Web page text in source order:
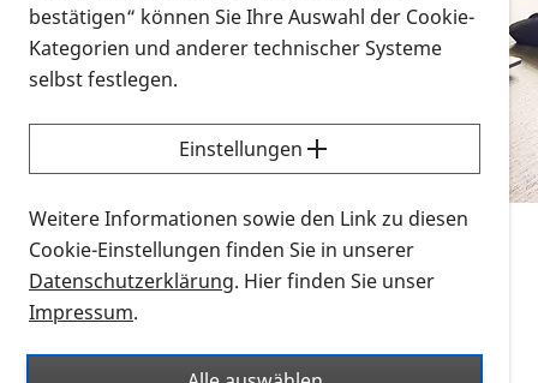
Alle Infomaterialien in verschiedenen
Formaten an einem Ort
Sie möchten wissen, wie Sie nach Infonmaterial
suchen und dieses bestellen bzw. herunterladen
können? Schauen Sie sich dieErklärvideos zum
Thema Infomaterial auf der PRO RETINA-Website
für blinde und sehbehinderte Menschen an.
Auf dieser Seite finden Sie sämtliches Infomaterial
Ort. Nutzen Sie den Formatfilter, um ausschließlich
bestätigen“ können Sie Ihre Auswahl der Cookie-
Kategorien und anderer technischer Systeme
selbst festlegen.
Einstellungen
Weitere Informationen sowie den Link zu diesen
Cookie-Einstellungen finden Sie in unserer
Datenschutzerklärung. Hier finden Sie unser
Impressum.